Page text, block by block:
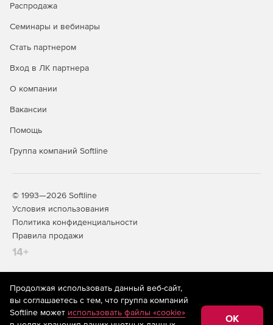
Распродажа
Семинары и вебинары
Стать партнером
Вход в ЛК партнера
О компании
Вакансии
Помощь
Группа компаний Softline
© 1993—2026 Softline
Условия использования
Политика конфиденциальности
Правила продажи
14+
На информационном ресурсе store.softline.ru применяются
рекомендательные технологии(информационные технологии
предоставления информации на основе сбора,
Продолжая использовать данный веб-сайт,
вы соглашаетесь с тем, что группа компаний
Softline может использовать файлы «cookie»
OK